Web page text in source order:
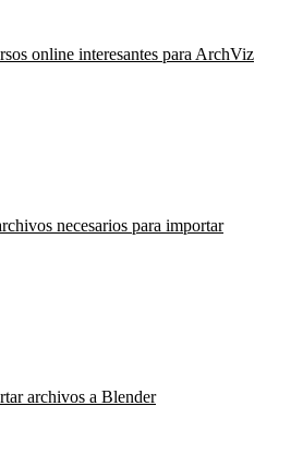
online interesantes para ArchViz
necesarios para importar
archivos a Blender